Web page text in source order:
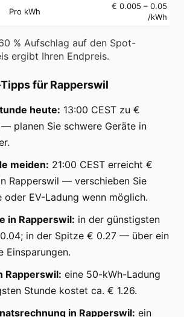
Pro kWh
€ 0.005 – 0.05
/kWh
% Aufschlag auf den Spot-
ergibt Ihren Endpreis.
für Rapperswil
heute: 13:00 CEST zu €
planen Sie schwere Geräte in
meiden: 21:00 CEST erreicht €
Rapperswil — verschieben Sie
oder EV-Ladung wenn möglich.
in Rapperswil: in der günstigsten
in der Spitze € 0.27 — über ein
Einsparungen.
Rapperswil: eine 50-kWh-Ladung
Stunde kostet ca. € 1.26.
in Rapperswil: ein